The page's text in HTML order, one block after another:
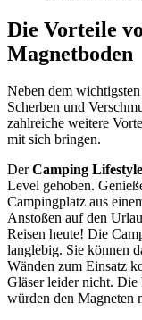
Die Vorteile
Magnetboden
Neben dem
Scherben und
zahlreiche weitere
mit sich bringen.
DerCamping Lifestyle
Level gehoben.
Campingplatz aus
Anstoßen auf den
Reisen heute! Die
langlebig. Sie können
Wänden zum Einsatz
Gläser leider nicht. Die
würden den Magneten